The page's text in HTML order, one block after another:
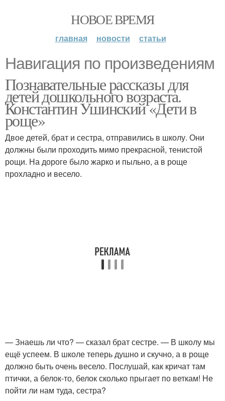
НОВОЕ ВРЕМЯ
главная новости статьи
Навигация по произведениям
Познавательные рассказы для
детей дошкольного возраста.
Константин Ушинский «Дети в
роще»
Двое детей, брат и сестра, отправились в школу. Они
должны были проходить мимо прекрасной, тенистой
рощи. На дороге было жарко и пыльно, а в роще
прохладно и весело.
— Знаешь ли что? — сказал брат сестре. — В школу мы
ещё успеем. В школе теперь душно и скучно, а в роще
должно быть очень весело. Послушай, как кричат там
птички, а белок-то, белок сколько прыгает по веткам! Не
пойти ли нам туда, сестра?